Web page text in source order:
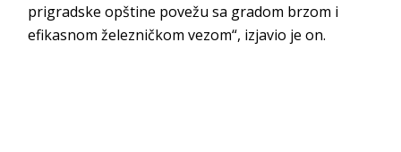
prigradske opštine povežu sa gradom brzom i
efikasnom železničkom vezom“, izjavio je on.